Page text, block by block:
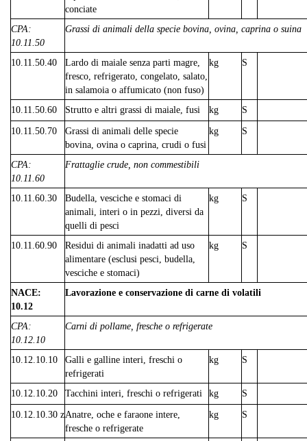
conciate
CPA:
10.11.50
Grassi di animali della specie bovina, ovina, caprina o suina
10.11.50.40
Lardo di maiale senza parti magre,
fresco, refrigerato, congelato, salato,
in salamoia o affumicato (non fuso)
kg S
10.11.50.60 Strutto e altri grassi di maiale, fusi kg
S
10.11.50.70
Grassi di animali delle specie
bovina, ovina o caprina, crudi o fusi
kg S
CPA:
10.11.60
Frattaglie crude, non commestibili
10.11.60.30
Budella, vesciche e stomaci di
animali, interi o in pezzi, diversi da
quelli di pesci
kg S
10.11.60.90
Residui di animali inadatti ad uso
alimentare (esclusi pesci, budella,
vesciche e stomaci)
kg S
NACE:
10.12
Lavorazione e conservazione di carne di volatili
CPA:
10.12.10
Carni di pollame, fresche o refrigerate
10.12.10.10
Galli e galline interi, freschi o
refrigerati
kg S
10.12.10.20 Tacchini interi, freschi o refrigerati kg
S
10.12.10.30 zAnatre, oche e faraone intere,
fresche o refrigerate
kg S